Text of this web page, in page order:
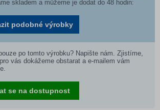
skladem a můžeme je dodat do 48 hodin:
podobné výrobky
po tomto výrobku? Napište nám. Zjistíme,
vás dokážeme obstarat a e-mailem vám
se na dostupnost